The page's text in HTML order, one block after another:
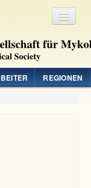
REGIONEN